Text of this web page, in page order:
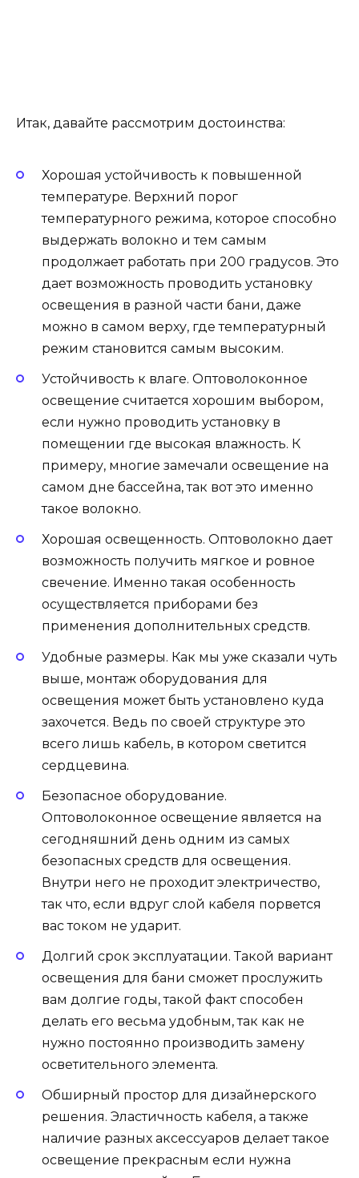
Итак, давайте рассмотрим достоинства:
Хорошая устойчивость к повышенной
температуре. Верхний порог
температурного режима, которое способно
выдержать волокно и тем самым
продолжает работать при 200 градусов. Это
дает возможность проводить установку
освещения в разной части бани, даже
можно в самом верху, где температурный
режим становится самым высоким.
Устойчивость к влаге. Оптоволоконное
освещение считается хорошим выбором,
если нужно проводить установку в
помещении где высокая влажность. К
примеру, многие замечали освещение на
самом дне бассейна, так вот это именно
такое волокно.
Хорошая освещенность. Оптоволокно дает
возможность получить мягкое и ровное
свечение. Именно такая особенность
осуществляется приборами без
применения дополнительных средств.
Удобные размеры. Как мы уже сказали чуть
выше, монтаж оборудования для
освещения может быть установлено куда
захочется. Ведь по своей структуре это
всего лишь кабель, в котором светится
сердцевина.
Безопасное оборудование.
Оптоволоконное освещение является на
сегодняшний день одним из самых
безопасных средств для освещения.
Внутри него не проходит электричество,
так что, если вдруг слой кабеля порвется
вас током не ударит.
Долгий срок эксплуатации. Такой вариант
освещения для бани сможет прослужить
вам долгие годы, такой факт способен
делать его весьма удобным, так как не
нужно постоянно производить замену
осветительного элемента.
Обширный простор для дизайнерского
решения. Эластичность кабеля, а также
наличие разных аксессуаров делает такое
освещение прекрасным если нужна